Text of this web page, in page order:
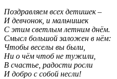
Поздравляем всех детишек –
И девчонок, и мальчишек
С этим светлым летним днём.
Смысл большой заложен в нём:
Чтобы веселы вы были,
Ни о чём чтоб не тужили,
В счастье, радости росли
И добро с собой несли!